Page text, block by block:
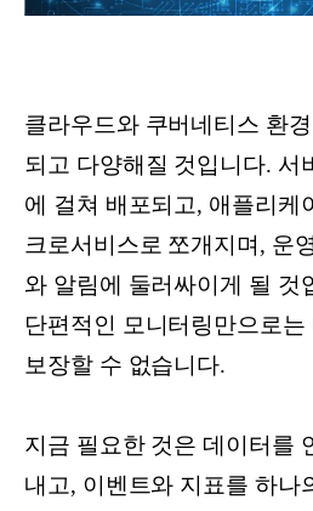
클라우드와 쿠버네티스 환
되고 다양해질 것입니다. 서
에 걸쳐 배포되고, 애플리케
크로서비스로 쪼개지며, 운
와 알림에 둘러싸이게 될 것
단편적인 모니터링만으로
보장할 수 없습니다.
지금 필요한 것은 데이터를
내고, 이벤트와 지표를 하나